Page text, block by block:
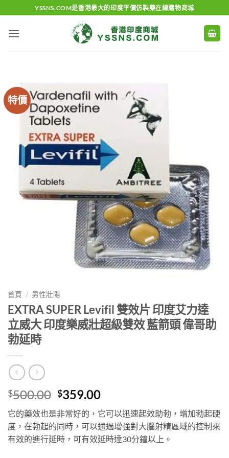
to
content
YSSNS.COM是香港最大的印度平價仿製藥在線購物商城
特價
首頁 / 男性壯陽
EXTRA SUPER Levifil 雙效片 印度艾力達
立威大 印度樂威壯超級雙效 藍箭頭 偉哥助
勃延時
$500.00 Original
price
was:
$500.00.
$359.00Current
price
is:
$359.00.
它的藥效也是非常好的，它可以迅速起效助勃，增加勃起硬
度，在勃起的同時，可以通過增強對大腦射精區域的控制來
有效的進行延時，可有效延時達30分鐘以上。